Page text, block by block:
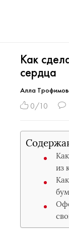
Как
сердца
Алла
0/10
из